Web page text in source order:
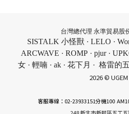
台灣總代理 永準貿易股
SISTALK 小怪獸 · LELO ·
ARCWAVE · ROMP · pjur ·
女 · 輕喃 · ak · 花下月 · 格雷的
2026 © UGEM
客服專線：02-23933151分機100